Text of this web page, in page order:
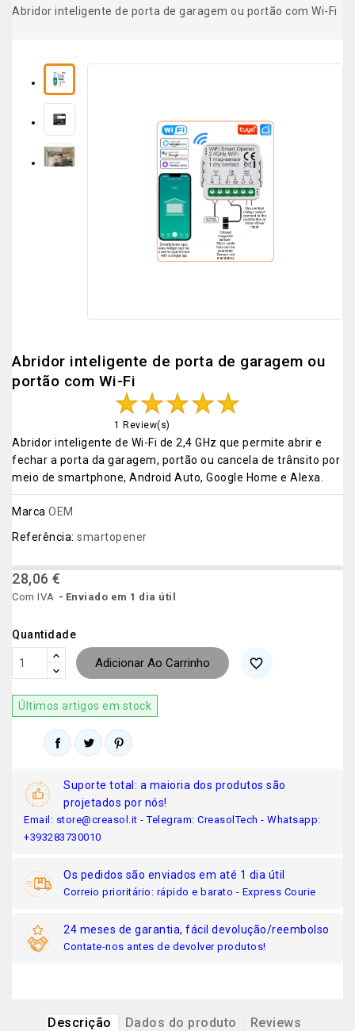
Abridor inteligente de porta de garagem ou portão com Wi-Fi
Abridor inteligente de porta de garagem ou
portão com Wi-Fi
1 Review(s)
Abridor inteligente de Wi-Fi de 2,4 GHz que permite abrir e
fechar a porta da garagem, portão ou cancela de trânsito por
meio de smartphone, Android Auto, Google Home e Alexa.
Marca OEM
Referência: smartopener
28,06 €
Com IVA Enviado em 1 dia útil
Quantidade
Adicionar Ao Carrinho favorite_border
Últimos artigos em stock
Suporte total: a maioria dos produtos são
projetados por nós!
Email: store@creasol.it - Telegram: CreasolTech - Whatsapp:
+393283730010
Os pedidos são enviados em até 1 dia útil
Correio prioritário: rápido e barato - Express Courie
24 meses de garantia, fácil devolução/reembolso
Contate-nos antes de devolver produtos!
Descrição Dados do produto Reviews